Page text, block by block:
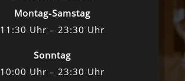
Montag-Samstag
11:30 Uhr – 23:30 Uhr
Sonntag
10:00 Uhr – 23:30 Uhr